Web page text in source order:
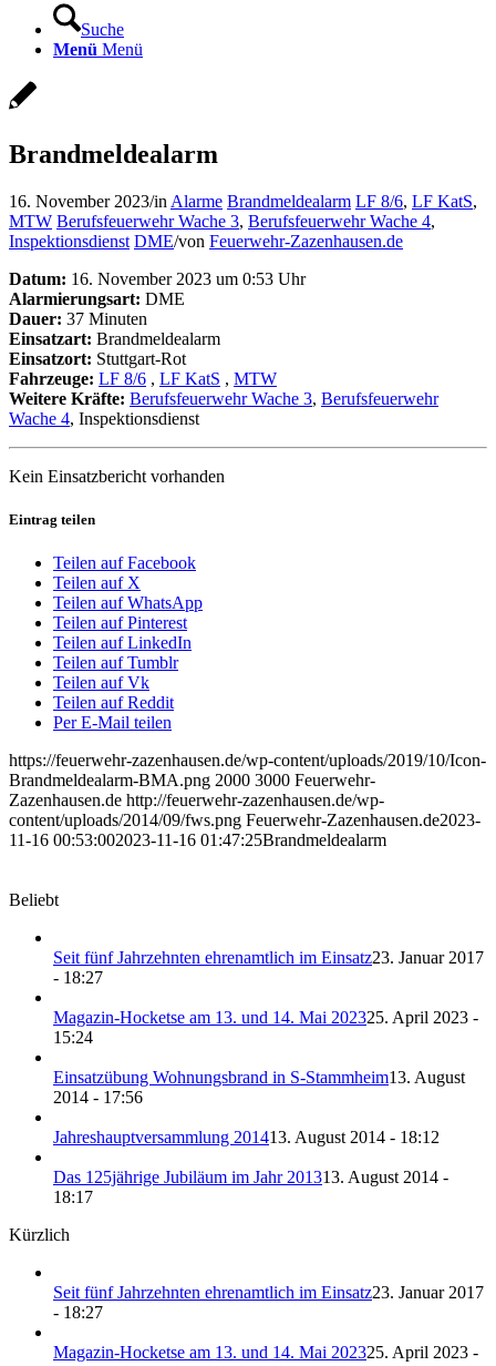
Suche
Menü Menü
Brandmeldealarm
16. November 2023/in Alarme Brandmeldealarm LF 8/6, LF KatS,
MTW Berufsfeuerwehr Wache 3, Berufsfeuerwehr Wache 4,
Inspektionsdienst DME/von Feuerwehr-Zazenhausen.de
Datum: 16. November 2023 um 0:53 Uhr
Alarmierungsart: DME
Dauer: 37 Minuten
Einsatzart: Brandmeldealarm
Einsatzort: Stuttgart-Rot
Fahrzeuge: LF 8/6 , LF KatS , MTW
Weitere Kräfte: Berufsfeuerwehr Wache 3, Berufsfeuerwehr
Wache 4, Inspektionsdienst
Kein Einsatzbericht vorhanden
Eintrag teilen
Teilen auf Facebook
Teilen auf X
Teilen auf WhatsApp
Teilen auf Pinterest
Teilen auf LinkedIn
Teilen auf Tumblr
Teilen auf Vk
Teilen auf Reddit
Per E-Mail teilen
https://feuerwehr-zazenhausen.de/wp-content/uploads/2019/10/Icon-
Brandmeldealarm-BMA.png 2000 3000 Feuerwehr-
Zazenhausen.de http://feuerwehr-zazenhausen.de/wp-
content/uploads/2014/09/fws.png Feuerwehr-Zazenhausen.de2023-
11-16 00:53:002023-11-16 01:47:25Brandmeldealarm
Beliebt
Seit fünf Jahrzehnten ehrenamtlich im Einsatz23. Januar 2017
- 18:27
Magazin-Hocketse am 13. und 14. Mai 202325. April 2023 -
15:24
Einsatzübung Wohnungsbrand in S-Stammheim13. August
2014 - 17:56
Jahreshauptversammlung 201413. August 2014 - 18:12
Das 125jährige Jubiläum im Jahr 201313. August 2014 -
18:17
Kürzlich
Seit fünf Jahrzehnten ehrenamtlich im Einsatz23. Januar 2017
- 18:27
Magazin-Hocketse am 13. und 14. Mai 202325. April 2023 -